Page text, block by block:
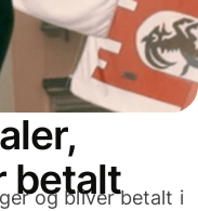
betalt
og bliver betalt i